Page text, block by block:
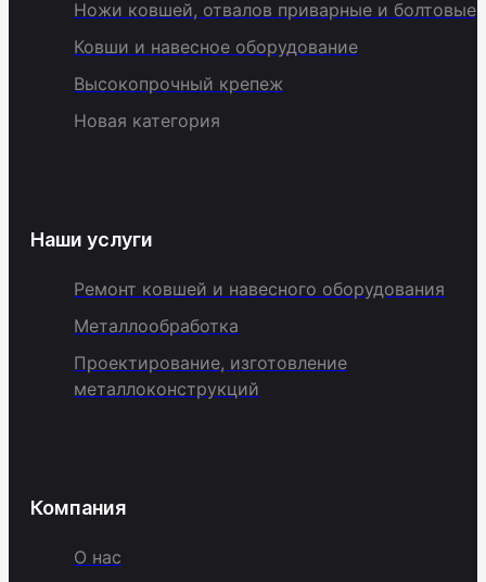
Ножи ковшей, отвалов приварные и болтовые
Ковши и навесное оборудование
Высокопрочный крепеж
Новая категория
Наши услуги
Ремонт ковшей и навесного оборудования
Металлообработка
Проектирование, изготовление
металлоконструкций
Компания
О нас